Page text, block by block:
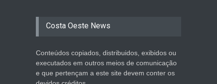
Costa Oeste News
Conteúdos copiados, distribuidos, exibidos ou
executados em outros meios de comunicação
e que pertençam a este site devem conter os